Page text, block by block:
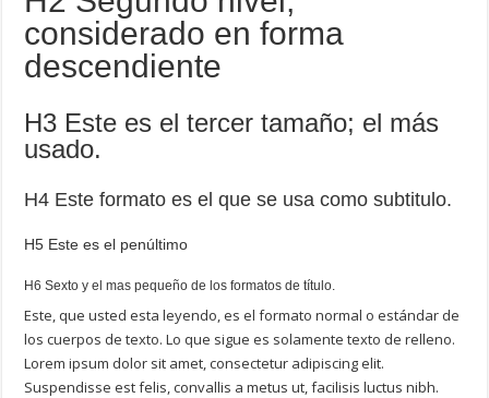
considerado en forma
descendiente
H3 Este es el tercer tamaño; el más
usado.
H4 Este formato es el que se usa como subtitulo.
H5 Este es el penúltimo
H6 Sexto y el mas pequeño de los formatos de título.
Este, que usted esta leyendo, es el formato normal o estándar de
los cuerpos de texto. Lo que sigue es solamente texto de relleno.
Lorem ipsum dolor sit amet, consectetur adipiscing elit.
Suspendisse est felis, convallis a metus ut, facilisis luctus nibh.